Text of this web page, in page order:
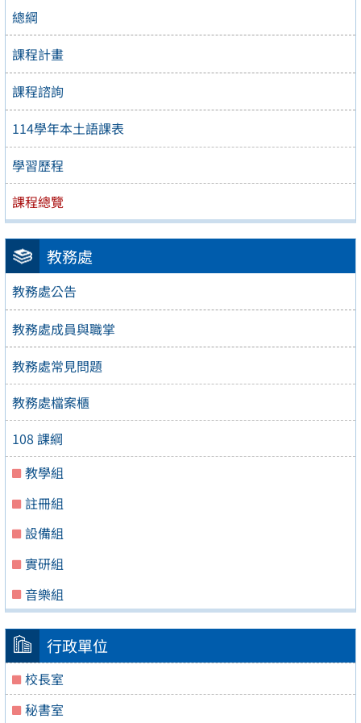
總綱
課程計畫
課程諮詢
114學年本土語課表
學習歷程
課程總覽
教務處
教務處公告
教務處成員與職掌
教務處常見問題
教務處檔案櫃
108 課綱
教學組
註冊組
設備組
實研組
音樂組
行政單位
校長室
秘書室